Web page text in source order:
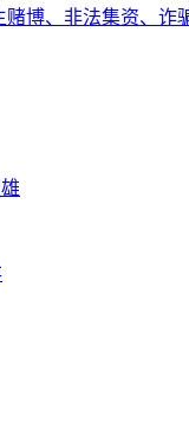
博、非法集资、